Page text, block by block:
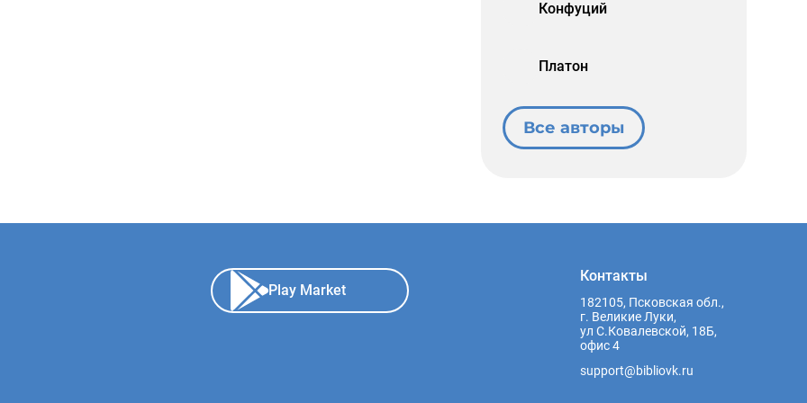
Конфуций
Платон
Все авторы
Play Market
Контакты
182105, Псковская обл.,
г. Великие Луки,
ул С.Ковалевской, 18Б,
офис 4
support@bibliovk.ru